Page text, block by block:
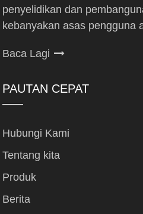
penyelidikan dan
kebanyakan asas pengguna
Baca Lagi
PAUTAN CEPAT
Hubungi Kami
Tentang kita
Produk
Berita